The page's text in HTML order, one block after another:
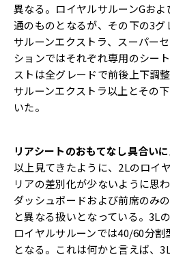
異なる。ロイヤルサルーンGお
通のものとなるが、その下の3グ
サルーンエクストラ、スーパー
ションではそれぞれ専用のシー
ストは全グレードで前後上下調
サルーンエクストラ以上とその
いた。
リアシートのおもてなし具合い
以上見てきたように、2Lのロイ
リアの差別化が少ないように思
ダッシュボードおよび前席のみ
と異なる扱いとなっている。3L
ロイヤルサルーンでは40/60分
となる。これは何かと言えば、